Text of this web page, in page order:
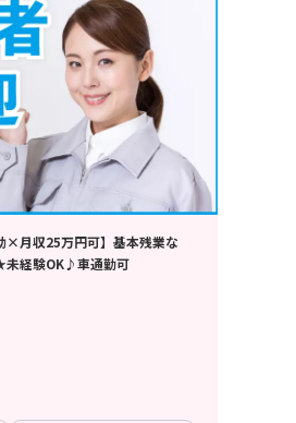
×月収25万円可】基本残業な
未経験OK♪車通勤可